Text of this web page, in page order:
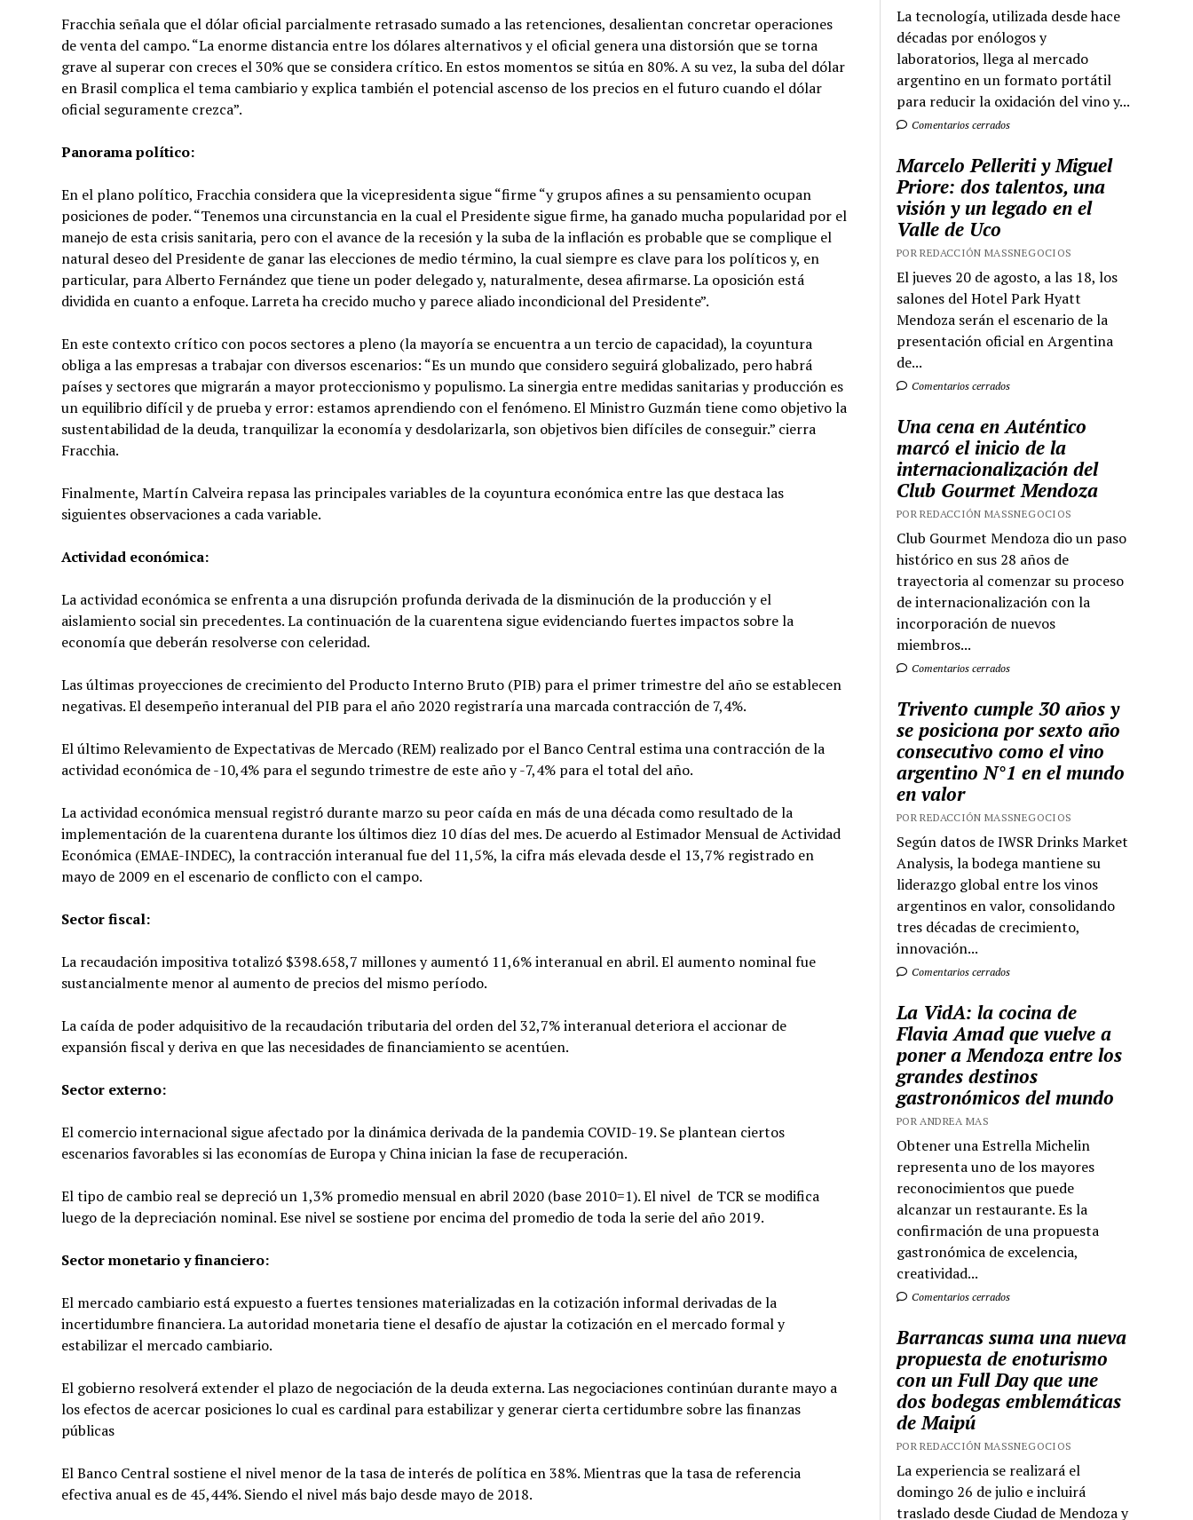
Fracchia señala que el dólar oficial parcialmente retrasado sumado a las retenciones, desalientan concretar operaciones
de venta del campo. “La enorme distancia entre los dólares alternativos y el oficial genera una distorsión que se torna
grave al superar con creces el 30% que se considera crítico. En estos momentos se sitúa en 80%. A su vez, la suba del dólar
en Brasil complica el tema cambiario y explica también el potencial ascenso de los precios en el futuro cuando el dólar
oficial seguramente crezca”.
Panorama político:
En el plano político, Fracchia considera que la vicepresidenta sigue “firme “y grupos afines a su pensamiento ocupan
posiciones de poder. “Tenemos una circunstancia en la cual el Presidente sigue firme, ha ganado mucha popularidad por el
manejo de esta crisis sanitaria, pero con el avance de la recesión y la suba de la inflación es probable que se complique el
natural deseo del Presidente de ganar las elecciones de medio término, la cual siempre es clave para los políticos y, en
particular, para Alberto Fernández que tiene un poder delegado y, naturalmente, desea afirmarse. La oposición está
dividida en cuanto a enfoque. Larreta ha crecido mucho y parece aliado incondicional del Presidente”.
En este contexto crítico con pocos sectores a pleno (la mayoría se encuentra a un tercio de capacidad), la coyuntura
obliga a las empresas a trabajar con diversos escenarios: “Es un mundo que considero seguirá globalizado, pero habrá
países y sectores que migrarán a mayor proteccionismo y populismo. La sinergia entre medidas sanitarias y producción es
un equilibrio difícil y de prueba y error: estamos aprendiendo con el fenómeno. El Ministro Guzmán tiene como objetivo la
sustentabilidad de la deuda, tranquilizar la economía y desdolarizarla, son objetivos bien difíciles de conseguir.” cierra
Fracchia.
Finalmente, Martín Calveira repasa las principales variables de la coyuntura económica entre las que destaca las
siguientes observaciones a cada variable.
Actividad económica:
La actividad económica se enfrenta a una disrupción profunda derivada de la disminución de la producción y el
aislamiento social sin precedentes. La continuación de la cuarentena sigue evidenciando fuertes impactos sobre la
economía que deberán resolverse con celeridad.
Las últimas proyecciones de crecimiento del Producto Interno Bruto (PIB) para el primer trimestre del año se establecen
negativas. El desempeño interanual del PIB para el año 2020 registraría una marcada contracción de 7,4%.
El último Relevamiento de Expectativas de Mercado (REM) realizado por el Banco Central estima una contracción de la
actividad económica de -10,4% para el segundo trimestre de este año y -7,4% para el total del año.
La actividad económica mensual registró durante marzo su peor caída en más de una década como resultado de la
implementación de la cuarentena durante los últimos diez 10 días del mes. De acuerdo al Estimador Mensual de Actividad
Económica (EMAE-INDEC), la contracción interanual fue del 11,5%, la cifra más elevada desde el 13,7% registrado en
mayo de 2009 en el escenario de conflicto con el campo.
Sector fiscal:
La recaudación impositiva totalizó $398.658,7 millones y aumentó 11,6% interanual en abril. El aumento nominal fue
sustancialmente menor al aumento de precios del mismo período.
La caída de poder adquisitivo de la recaudación tributaria del orden del 32,7% interanual deteriora el accionar de
expansión fiscal y deriva en que las necesidades de financiamiento se acentúen.
Sector externo:
El comercio internacional sigue afectado por la dinámica derivada de la pandemia COVID-19. Se plantean ciertos
escenarios favorables si las economías de Europa y China inician la fase de recuperación.
El tipo de cambio real se depreció un 1,3% promedio mensual en abril 2020 (base 2010=1). El nivel de TCR se modifica
luego de la depreciación nominal. Ese nivel se sostiene por encima del promedio de toda la serie del año 2019.
Sector monetario y financiero:
El mercado cambiario está expuesto a fuertes tensiones materializadas en la cotización informal derivadas de la
incertidumbre financiera. La autoridad monetaria tiene el desafío de ajustar la cotización en el mercado formal y
estabilizar el mercado cambiario.
El gobierno resolverá extender el plazo de negociación de la deuda externa. Las negociaciones continúan durante mayo a
los efectos de acercar posiciones lo cual es cardinal para estabilizar y generar cierta certidumbre sobre las finanzas
públicas
El Banco Central sostiene el nivel menor de la tasa de interés de política en 38%. Mientras que la tasa de referencia
efectiva anual es de 45,44%. Siendo el nivel más bajo desde mayo de 2018.
La tecnología, utilizada desde hace
décadas por enólogos y
laboratorios, llega al mercado
argentino en un formato portátil
para reducir la oxidación del vino y...
Comentarios cerrados
Marcelo Pelleriti y Miguel
Priore: dos talentos, una
visión y un legado en el
Valle de Uco
POR REDACCIÓN MASSNEGOCIOS
El jueves 20 de agosto, a las 18, los
salones del Hotel Park Hyatt
Mendoza serán el escenario de la
presentación oficial en Argentina
de...
Comentarios cerrados
Una cena en Auténtico
marcó el inicio de la
internacionalización del
Club Gourmet Mendoza
POR REDACCIÓN MASSNEGOCIOS
Club Gourmet Mendoza dio un paso
histórico en sus 28 años de
trayectoria al comenzar su proceso
de internacionalización con la
incorporación de nuevos
miembros...
Comentarios cerrados
Trivento cumple 30 años y
se posiciona por sexto año
consecutivo como el vino
argentino N°1 en el mundo
en valor
POR REDACCIÓN MASSNEGOCIOS
Según datos de IWSR Drinks Market
Analysis, la bodega mantiene su
liderazgo global entre los vinos
argentinos en valor, consolidando
tres décadas de crecimiento,
innovación...
Comentarios cerrados
La VidA: la cocina de
Flavia Amad que vuelve a
poner a Mendoza entre los
grandes destinos
gastronómicos del mundo
POR ANDREA MAS
Obtener una Estrella Michelin
representa uno de los mayores
reconocimientos que puede
alcanzar un restaurante. Es la
confirmación de una propuesta
gastronómica de excelencia,
creatividad...
Comentarios cerrados
Barrancas suma una nueva
propuesta de enoturismo
con un Full Day que une
dos bodegas emblemáticas
de Maipú
POR REDACCIÓN MASSNEGOCIOS
La experiencia se realizará el
domingo 26 de julio e incluirá
traslado desde Ciudad de Mendoza y